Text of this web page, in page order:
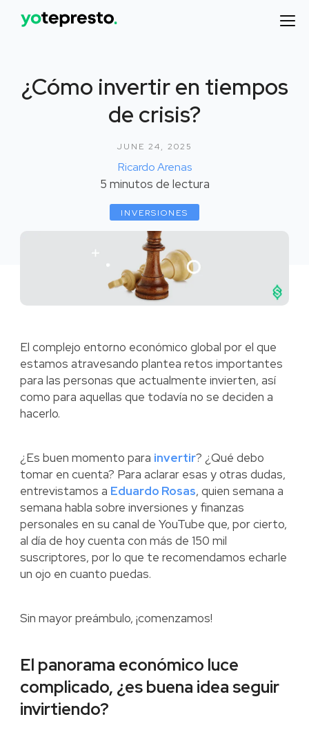
¿Cómo invertir en tiempos
de crisis?
JUNE 24, 2025
Ricardo Arenas
5 minutos de lectura
INVERSIONES
El complejo entorno económico global por el que
estamos atravesando plantea retos importantes
para las personas que actualmente invierten, así
como para aquellas que todavía no se deciden a
hacerlo.
¿Es buen momento para invertir? ¿Qué debo
tomar en cuenta? Para aclarar esas y otras dudas,
entrevistamos a Eduardo Rosas, quien semana a
semana habla sobre inversiones y finanzas
personales en su canal de YouTube que, por cierto,
al día de hoy cuenta con más de 150 mil
suscriptores, por lo que te recomendamos echarle
un ojo en cuanto puedas.
Sin mayor preámbulo, ¡comenzamos!
El panorama económico luce
complicado, ¿es buena idea seguir
invirtiendo?